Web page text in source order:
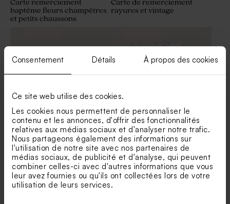
Consentement Détails À propos des cookies
Ce site web utilise des cookies.
Les cookies nous permettent de personnaliser le
contenu et les annonces, d'offrir des fonctionnalités
relatives aux médias sociaux et d'analyser notre trafic.
Nous partageons également des informations sur
l'utilisation de notre site avec nos partenaires de
médias sociaux, de publicité et d'analyse, qui peuvent
combiner celles-ci avec d'autres informations que vous
leur avez fournies ou qu'ils ont collectées lors de votre
utilisation de leurs services.
Sucette baptême bleue &
Sucette baptême bleue &
dorée
Sucette baptême arc-en-ciel
Carte remerciement
baptême fleurs champêtres
et petits chaussons
Carte de remerciement
rayures et vintage
Carte remerciement
classique ovale et dorure
Carte remerciement
naissance envolée de fleurs
des champs